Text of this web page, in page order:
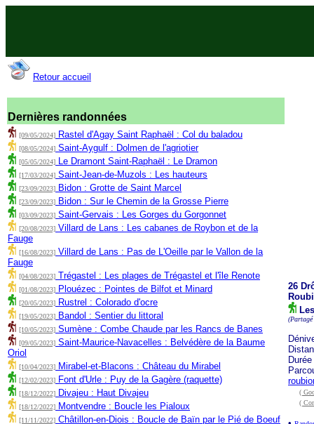
Retour accueil
Dernières randonnées
[09/05/2024] Rastel d'Agay Saint Raphaël : Col du baladou
[08/05/2024] Saint-Aygulf : Dolmen de l'agriotier
[05/05/2024] Le Dramont Saint-Raphaël : Le Dramon
[17/03/2024] Saint-Jean-de-Muzols : Les hauteurs
[23/09/2023] Bidon : Grotte de Saint Marcel
[23/09/2023] Bidon : Sur le Chemin de la Grosse Pierre
[03/09/2023] Saint-Gervais : Les Gorges du Gorgonnet
[20/08/2023] Villard de Lans : Les cabanes de Roybon et de la
Fauge
[16/08/2023] Villard de Lans : Pas de L'Oeille par le Vallon de la
Fauge
[04/08/2023] Trégastel : Les plages de Trégastel et l'île Renote
[01/08/2023] Plouézec : Pointes de Bilfot et Minard
[20/05/2023] Rustrel : Colorado d'ocre
[19/05/2023] Bandol : Sentier du littoral
[10/05/2023] Sumène : Combe Chaude par les Rancs de Banes
[09/05/2023] Saint-Maurice-Navacelles : Belvédère de la Baume
Oriol
[10/04/2023] Mirabel-et-Blacons : Château du Mirabel
[12/02/2023] Font d'Urle : Puy de la Gagère (raquette)
[18/12/2022] Divajeu : Haut Divajeu
[18/12/2022] Montvendre : Boucle les Pialoux
[11/11/2022] Châtillon-en-Diois : Boucle de Baïn par le Pié de Boeuf
26
(
(